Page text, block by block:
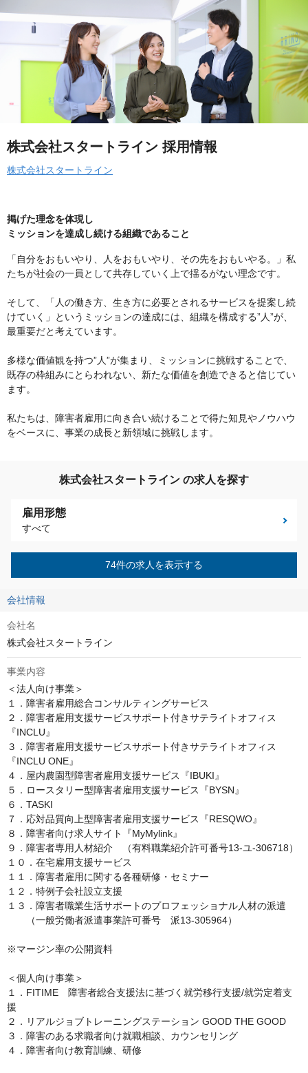
株式会社スタートライン 採用情報
株式会社スタートライン
掲げた理念を体現し
ミッションを達成し続ける組織であること
「自分をおもいやり、人をおもいやり、その先をおもいやる。」私
たちが社会の一員として共存していく上で揺るがない理念です。
そして、「人の働き方、生き方に必要とされるサービスを提案し続
けていく」というミッションの達成には、組織を構成する”人”が、
最重要だと考えています。
多様な価値観を持つ”人”が集まり、ミッションに挑戦することで、
既存の枠組みにとらわれない、新たな価値を創造できると信じてい
ます。
私たちは、障害者雇用に向き合い続けることで得た知見やノウハウ
をベースに、事業の成長と新領域に挑戦します。
株式会社スタートライン の求人を探す
雇用形態
すべて
74件の求人を表示する
会社情報
会社名
株式会社スタートライン
事業内容
＜法人向け事業＞
１．障害者雇用総合コンサルティングサービス
２．障害者雇用支援サービスサポート付きサテライトオフィス
『INCLU』
３．障害者雇用支援サービスサポート付きサテライトオフィス
『INCLU ONE』
４．屋内農園型障害者雇用支援サービス『IBUKI』
５．ロースタリー型障害者雇用支援サービス『BYSN』
６．TASKI
７．応対品質向上型障害者雇用支援サービス『RESQWO』
８．障害者向け求人サイト『MyMylink』
９．障害者専用人材紹介　（有料職業紹介許可番号13-ユ‐306718）
１０．在宅雇用支援サービス
１１．障害者雇用に関する各種研修・セミナー
１２．特例子会社設立支援
１３．障害者職業生活サポートのプロフェッショナル人材の派遣
（一般労働者派遣事業許可番号　派13-305964）
※マージン率の公開資料
＜個人向け事業＞
１．FITIME　障害者総合支援法に基づく就労移行支援/就労定着支
援
２．リアルジョブトレーニングステーション GOOD THE GOOD
３．障害のある求職者向け就職相談、カウンセリング
４．障害者向け教育訓練、研修